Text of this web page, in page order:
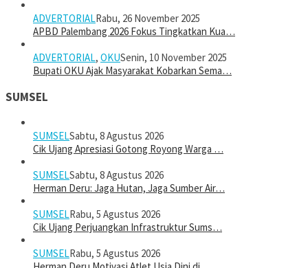
ADVERTORIALRabu, 26 November 2025
APBD Palembang 2026 Fokus Tingkatkan Kua…
ADVERTORIAL, OKUSenin, 10 November 2025
Bupati OKU Ajak Masyarakat Kobarkan Sema…
SUMSEL
SUMSELSabtu, 8 Agustus 2026
Cik Ujang Apresiasi Gotong Royong Warga …
SUMSELSabtu, 8 Agustus 2026
Herman Deru: Jaga Hutan, Jaga Sumber Air…
SUMSELRabu, 5 Agustus 2026
Cik Ujang Perjuangkan Infrastruktur Sums…
SUMSELRabu, 5 Agustus 2026